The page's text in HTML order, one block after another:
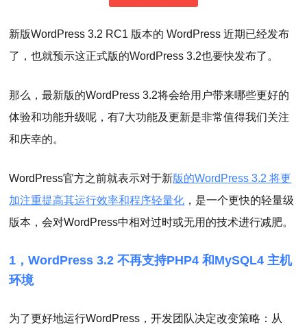
新版WordPress 3.2 RC1 版本的 WordPress 近期已经发布
了，也就预示这正式版的WordPress 3.2也要快发布了。
那么，最新版的WordPress 3.2将会给用户带来哪些更好的
体验和功能升级呢，有7大功能及更新是非常值得我们关注
和庆幸的。
WordPress官方之前就表示对于新版的WordPress 3.2 将更
加注重提高其运行效率和程序轻量化 ，是一个更快的轻量级
版本，会对WordPress中相对过时或无用的技术进行减肥。
1，WordPress 3.2 不再支持PHP4 和MySQL4 主机
环境
为了更好地运行WordPress，开发团队决定改变策略：从